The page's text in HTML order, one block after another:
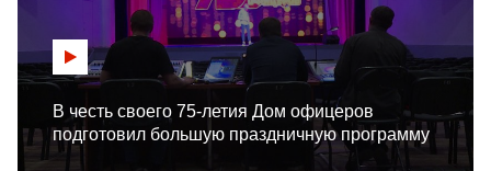
В честь своего 75-летия Дом офицеров
подготовил большую праздничную программу